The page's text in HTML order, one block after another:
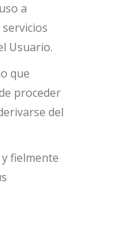
a
Usuario.
que
proceder
del
fielmente